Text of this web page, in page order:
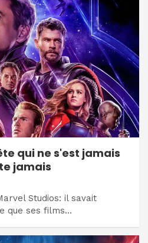
qui ne s'est jamais
jamais
Studios: il savait
que ses films…